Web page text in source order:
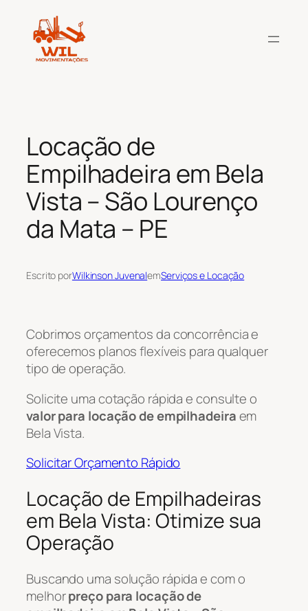
conteúdo
Locação de
Empilhadeira em Bela
Vista – São Lourenço
da Mata – PE
Escrito porWilkinson JuvenalemServiços e Locação
Cobrimos orçamentos da concorrência e
oferecemos planos flexíveis para qualquer
tipo de operação.
Solicite uma cotação rápida e consulte o
valor para locação de empilhadeiraem
Bela Vista.
Solicitar Orçamento Rápido
Locação de Empilhadeiras
em Bela Vista: Otimize sua
Operação
Buscando uma solução rápida e com o
melhorpreço para locação de